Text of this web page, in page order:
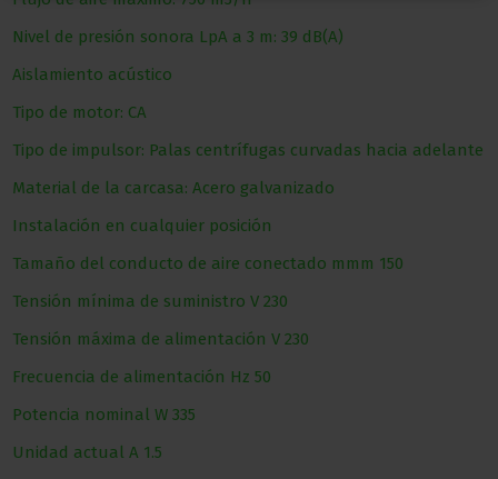
Nivel de presión sonora LpA a 3 m: 39 dB(A)
Aislamiento acústico
Tipo de motor: CA
Tipo de impulsor: Palas centrífugas curvadas hacia adelante
Material de la carcasa: Acero galvanizado
Instalación en cualquier posición
Tamaño del conducto de aire conectado mmm 150
Tensión mínima de suministro V 230
Tensión máxima de alimentación V 230
Frecuencia de alimentación Hz 50
Potencia nominal W 335
Unidad actual A 1.5